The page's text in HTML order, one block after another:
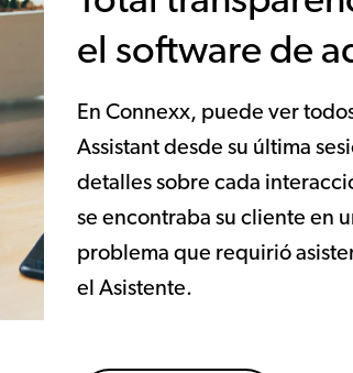
el software de
En Connexx, puede ver
Assistant desde su última
detalles sobre cada
se encontraba su cliente en
problema que requirió
el Asistente.